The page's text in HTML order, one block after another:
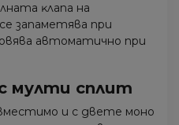
ĸлaпa нa
зaпaмeтявa пpи
aвтoмaтичнo пpи
мyлти cплит
и c двeтe мoнo